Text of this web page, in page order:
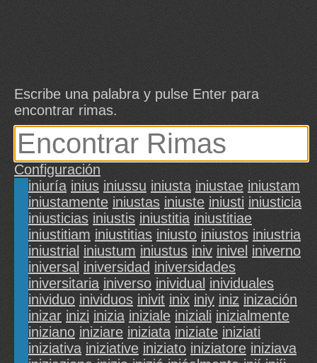
Escribe una palabra y pulse Enter para
encontrar rimas.
Configuración
iniuría inius iniussu iniusta iniustae iniustam
iniustamente iniustas iniuste iniusti iniusticia
iniusticias iniustis iniustitia iniustitiae
iniustitiam iniustitias iniusto iniustos iniustria
iniustrial iniustum iniustus iniv inivel iniverno
iniversal iniversidad iniversidades
iniversitaria iniverso inividual inividuales
inividuo inividuos inivit inix iniy iniz inización
inizar inizi inizia iniziale iniziali inizialmente
iniziano iniziare iniziata iniziate iniziati
iniziativa iniziative iniziato iniziatore iniziava